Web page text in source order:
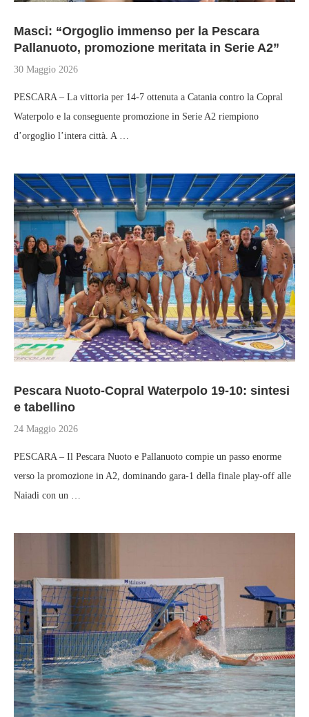
Masci: “Orgoglio immenso per la Pescara
Pallanuoto, promozione meritata in Serie A2”
30 Maggio 2026
PESCARA – La vittoria per 14-7 ottenuta a Catania contro la Copral
Waterpolo e la conseguente promozione in Serie A2 riempiono
d’orgoglio l’intera città. A …
Pescara Nuoto-Copral Waterpolo 19-10: sintesi
e tabellino
24 Maggio 2026
PESCARA – Il Pescara Nuoto e Pallanuoto compie un passo enorme
verso la promozione in A2, dominando gara-1 della finale play-off alle
Naiadi con un …